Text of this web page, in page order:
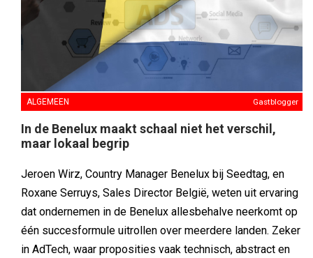
ALGEMEEN Gastblogger
In de Benelux maakt schaal niet het verschil,
maar lokaal begrip
Jeroen Wirz, Country Manager Benelux bij Seedtag, en
Roxane Serruys, Sales Director België, weten uit ervaring
dat ondernemen in de Benelux allesbehalve neerkomt op
één succesformule uitrollen over meerdere landen. Zeker
in AdTech, waar proposities vaak technisch, abstract en